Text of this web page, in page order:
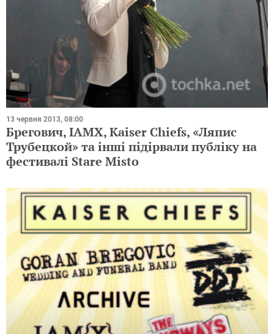
13 червня 2013, 08:00
Брегович, IAMX, Kaiser Chiefs, «Ляпис
Трубецкой» та інші підірвали публіку на
фестивалі Stare Misto